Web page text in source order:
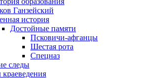
Ганзейский
история
Достойные памяти
Псковичи-афганцы
Шестая рота
Спецназ
следы